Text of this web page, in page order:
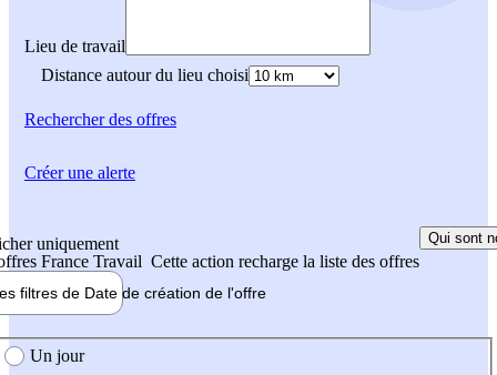
Lieu de travail
Distance autour du lieu choisi
Rechercherdes offres
uniquement
France Travail Cette action recharge la liste des offres
Qui sont
filtres de Date de création de l'offre
création de l'offre
Un jour
Créer une alerte